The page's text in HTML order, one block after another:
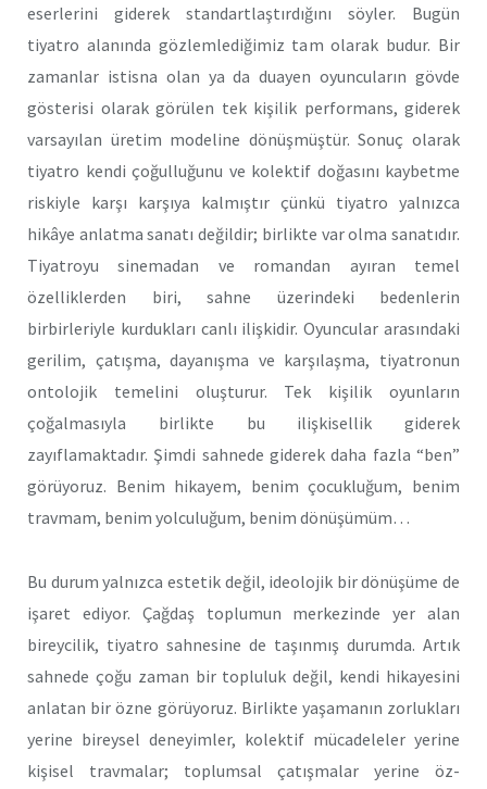
eserlerini giderek standartlaştırdığını söyler. Bugün
tiyatro alanında gözlemlediğimiz tam olarak budur. Bir
zamanlar istisna olan ya da duayen oyuncuların gövde
gösterisi olarak görülen tek kişilik performans, giderek
varsayılan üretim modeline dönüşmüştür. Sonuç olarak
tiyatro kendi çoğulluğunu ve kolektif doğasını kaybetme
riskiyle karşı karşıya kalmıştır çünkü tiyatro yalnızca
hikâye anlatma sanatı değildir; birlikte var olma sanatıdır.
Tiyatroyu sinemadan ve romandan ayıran temel
özelliklerden biri, sahne üzerindeki bedenlerin
birbirleriyle kurdukları canlı ilişkidir. Oyuncular arasındaki
gerilim, çatışma, dayanışma ve karşılaşma, tiyatronun
ontolojik temelini oluşturur. Tek kişilik oyunların
çoğalmasıyla birlikte bu ilişkisellik giderek
zayıflamaktadır. Şimdi sahnede giderek daha fazla “ben”
görüyoruz. Benim hikayem, benim çocukluğum, benim
travmam, benim yolculuğum, benim dönüşümüm…
Bu durum yalnızca estetik değil, ideolojik bir dönüşüme de
işaret ediyor. Çağdaş toplumun merkezinde yer alan
bireycilik, tiyatro sahnesine de taşınmış durumda. Artık
sahnede çoğu zaman bir topluluk değil, kendi hikayesini
anlatan bir özne görüyoruz. Birlikte yaşamanın zorlukları
yerine bireysel deneyimler, kolektif mücadeleler yerine
kişisel travmalar; toplumsal çatışmalar yerine öz-